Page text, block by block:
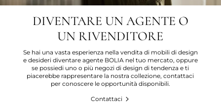
DIVENTARE UN AGENTE O
UN RIVENDITORE
Se hai una vasta esperienza nella vendita di mobili di design
e desideri diventare agente BOLIA nel tuo mercato, oppure
se possiedi uno o più negozi di design di tendenza e ti
piacerebbe rappresentare la nostra collezione, contattaci
per conoscere le opportunità disponibili.
Contattaci